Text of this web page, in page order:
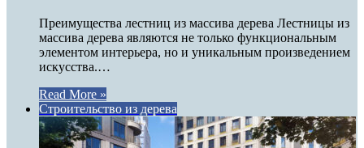
Преимущества лестниц из массива дерева Лестницы из
массива дерева являются не только функциональным
элементом интерьера, но и уникальным произведением
искусства.…
Read More »
Строительство из дерева